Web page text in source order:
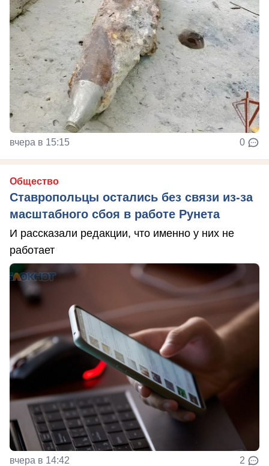
вчера в 15:15 0
Общество
Ставропольцы остались без связи из-за
масштабного сбоя в работе Рунета
И рассказали редакции, что именно у них не
работает
вчера в 14:42 2